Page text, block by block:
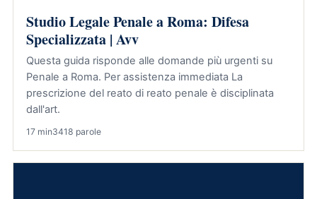
Studio Legale Penale a Roma: Difesa
Specializzata | Avv
Questa guida risponde alle domande più urgenti su
Penale a Roma. Per assistenza immediata La
prescrizione del reato di reato penale è disciplinata
dall'art.
17 min3418 parole